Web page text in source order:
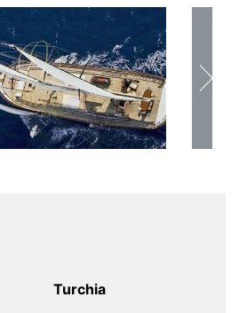
Turchia